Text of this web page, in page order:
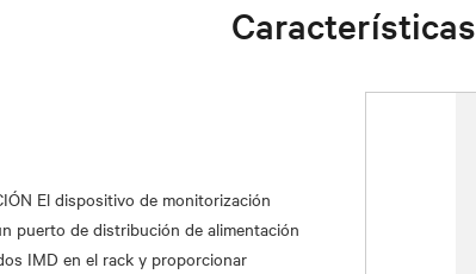
Características
El dispositivo de monitorización
puerto de distribución de alimentación
IMD en el rack y proporcionar